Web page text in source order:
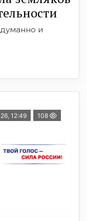
и
12:49 108